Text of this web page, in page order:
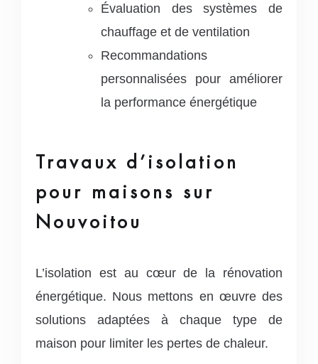
Évaluation des systèmes de
chauffage et de ventilation
Recommandations
personnalisées pour améliorer
la performance énergétique
Travaux d’isolation
pour maisons sur
Nouvoitou
L’isolation est au cœur de la rénovation
énergétique. Nous mettons en œuvre des
solutions adaptées à chaque type de
maison pour limiter les pertes de chaleur.